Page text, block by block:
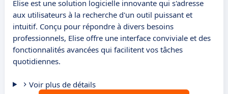
Elise est une solution logicielle innovante qui s'adresse
aux utilisateurs à la recherche d'un outil puissant et
intuitif. Conçu pour répondre à divers besoins
professionnels, Elise offre une interface conviviale et des
fonctionnalités avancées qui facilitent vos tâches
quotidiennes.
Voir plus de détails